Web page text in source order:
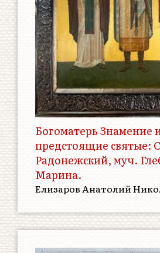
Богоматерь Знамение
предстоящие святые:
Радонежский, муч.
Марина.
Елизаров Анатолий